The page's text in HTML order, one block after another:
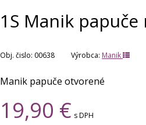
1S Manik papuče
Obj. čislo: 00638 Výrobca: Manik
Manik papuče otvorené
19,90 € s DPH